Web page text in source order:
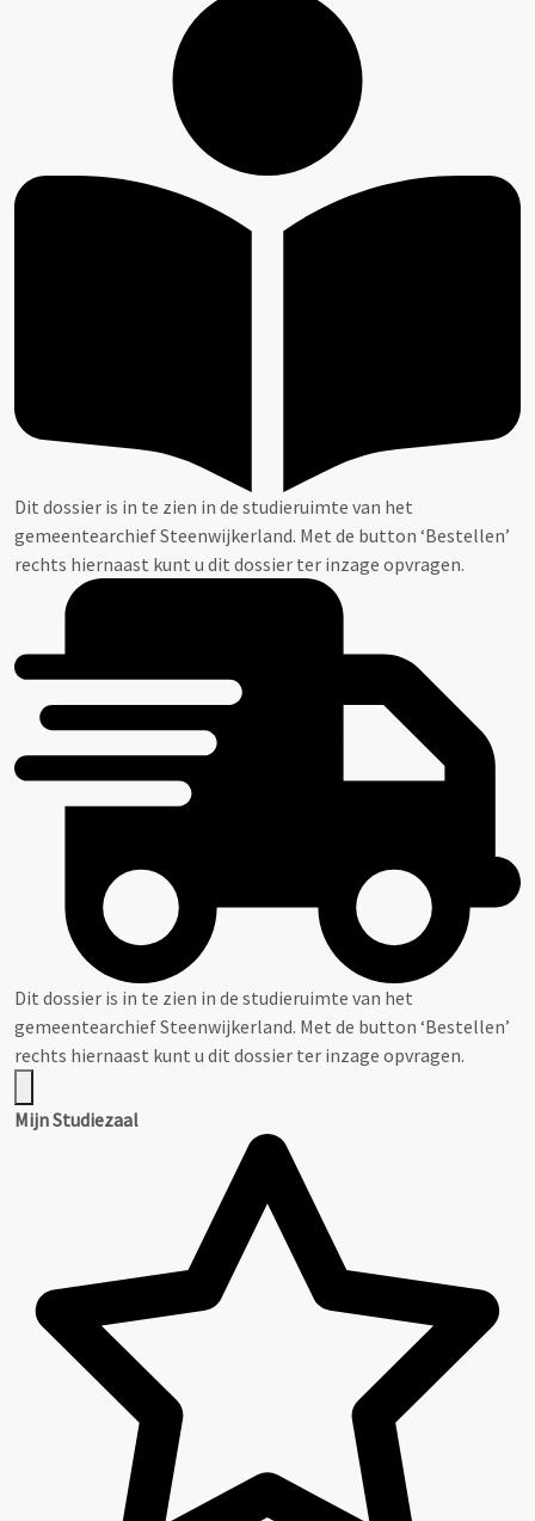
Dit dossier is in te zien in de studieruimte van het
gemeentearchief Steenwijkerland. Met de button ‘Bestellen’
rechts hiernaast kunt u dit dossier ter inzage opvragen.
Dit dossier is in te zien in de studieruimte van het
gemeentearchief Steenwijkerland. Met de button ‘Bestellen’
rechts hiernaast kunt u dit dossier ter inzage opvragen.
Mijn Studiezaal